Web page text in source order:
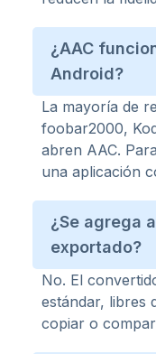
¿AAC
Android?
La mayoría de
foobar2000,
abren AAC.
una aplicación
¿Se agrega
exportado?
No. El
estándar, libres
copiar o